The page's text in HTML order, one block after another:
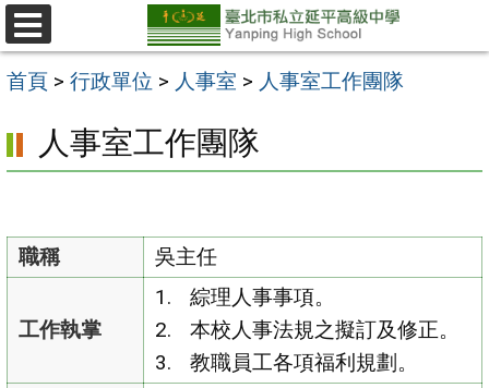
跳
至
主
容
選
單
首頁 > 行政單位 > 人事室 > 人事室工作團隊
人事室工作團隊
職稱 吳主任
工作執掌
綜理人事事項。
本校人事法規之擬訂及修正。
教職員工各項福利規劃。